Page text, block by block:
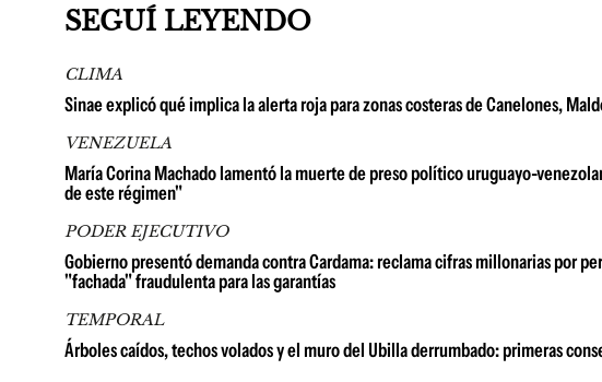
SEGUÍ LEYENDO
CLIMA
Sinae explicó qué implica la alerta roja para zonas costeras de Canelones,
VENEZUELA
María Corina Machado lamentó la muerte de preso político uruguayo-
de este régimen"
PODER EJECUTIVO
Gobierno presentó demanda contra Cardama: reclama cifras millonarias por
"fachada" fraudulenta para las garantías
TEMPORAL
Árboles caídos, techos volados y el muro del Ubilla derrumbado: primeras